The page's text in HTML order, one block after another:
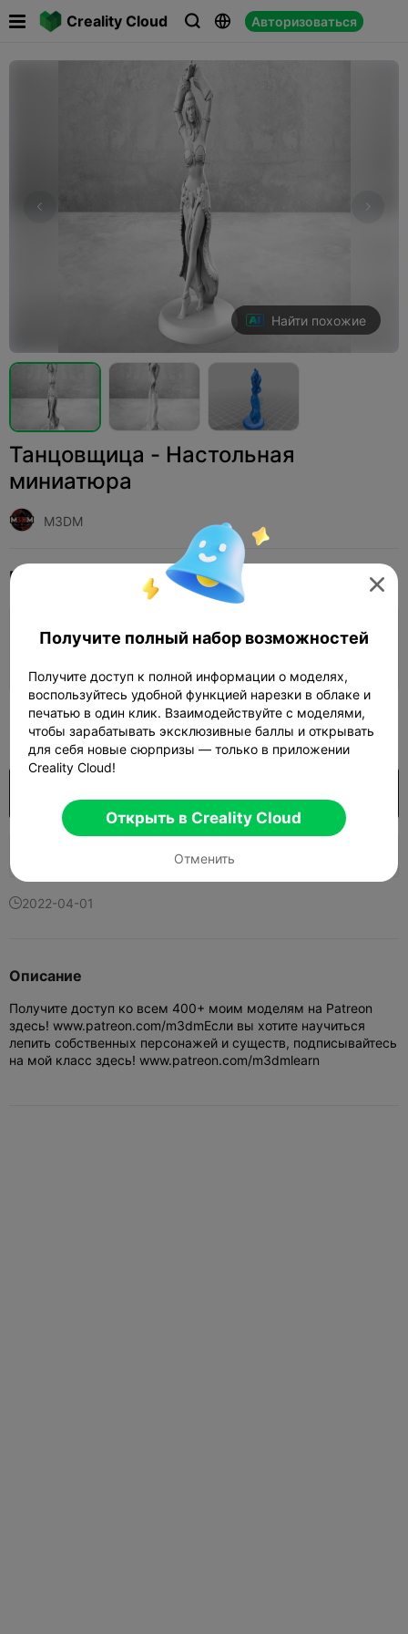
Creality Cloud   Авторизоваться

Найти похожие
Танцовщица - Настольная
миниатюра
M3DM
Print Settings Добавить Миниатюры 
 Добавить настройки печати
100 
2022-04-01
Описание
Получите доступ ко всем 400+ моим моделям на Patreon
здесь! www.patreon.com/m3dmЕсли вы хотите научиться
лепить собственных персонажей и существ, подписывайтесь
на мой класс здесь! www.patreon.com/m3dmlearn

Получите полный набор возможностей
Получите доступ к полной информации о моделях,
воспользуйтесь удобной функцией нарезки в облаке и
печатью в один клик. Взаимодействуйте с моделями,
чтобы зарабатывать эксклюзивные баллы и открывать
для себя новые сюрпризы — только в приложении
Creality Cloud!
Открыть в Creality Cloud
Отменить